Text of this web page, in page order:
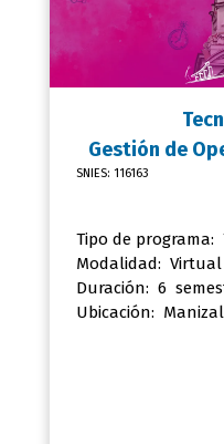
Gestión de
SNIES: 116163
Tipo de programa:
Modalidad: Virtual
Duración: 6
Ubicación: